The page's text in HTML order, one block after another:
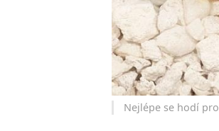
Nejlépe se hodí